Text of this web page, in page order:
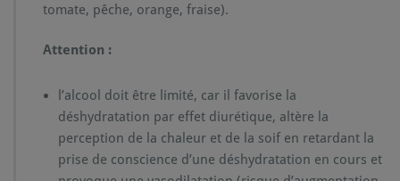
tomate, pêche, orange, fraise).
Attention :
l’alcool doit être limité, car il favorise la
déshydratation par effet diurétique, altère la
perception de la chaleur et de la soif en retardant la
prise de conscience d’une déshydratation en cours et